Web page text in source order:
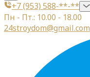
+7 (953) 588-**-**
Пн - Пт.: 10.00 - 18.00
24stroydom@gmail.com